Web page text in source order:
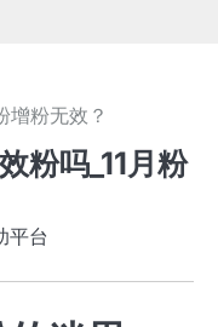
增粉无效？
粉吗_11月粉
平台